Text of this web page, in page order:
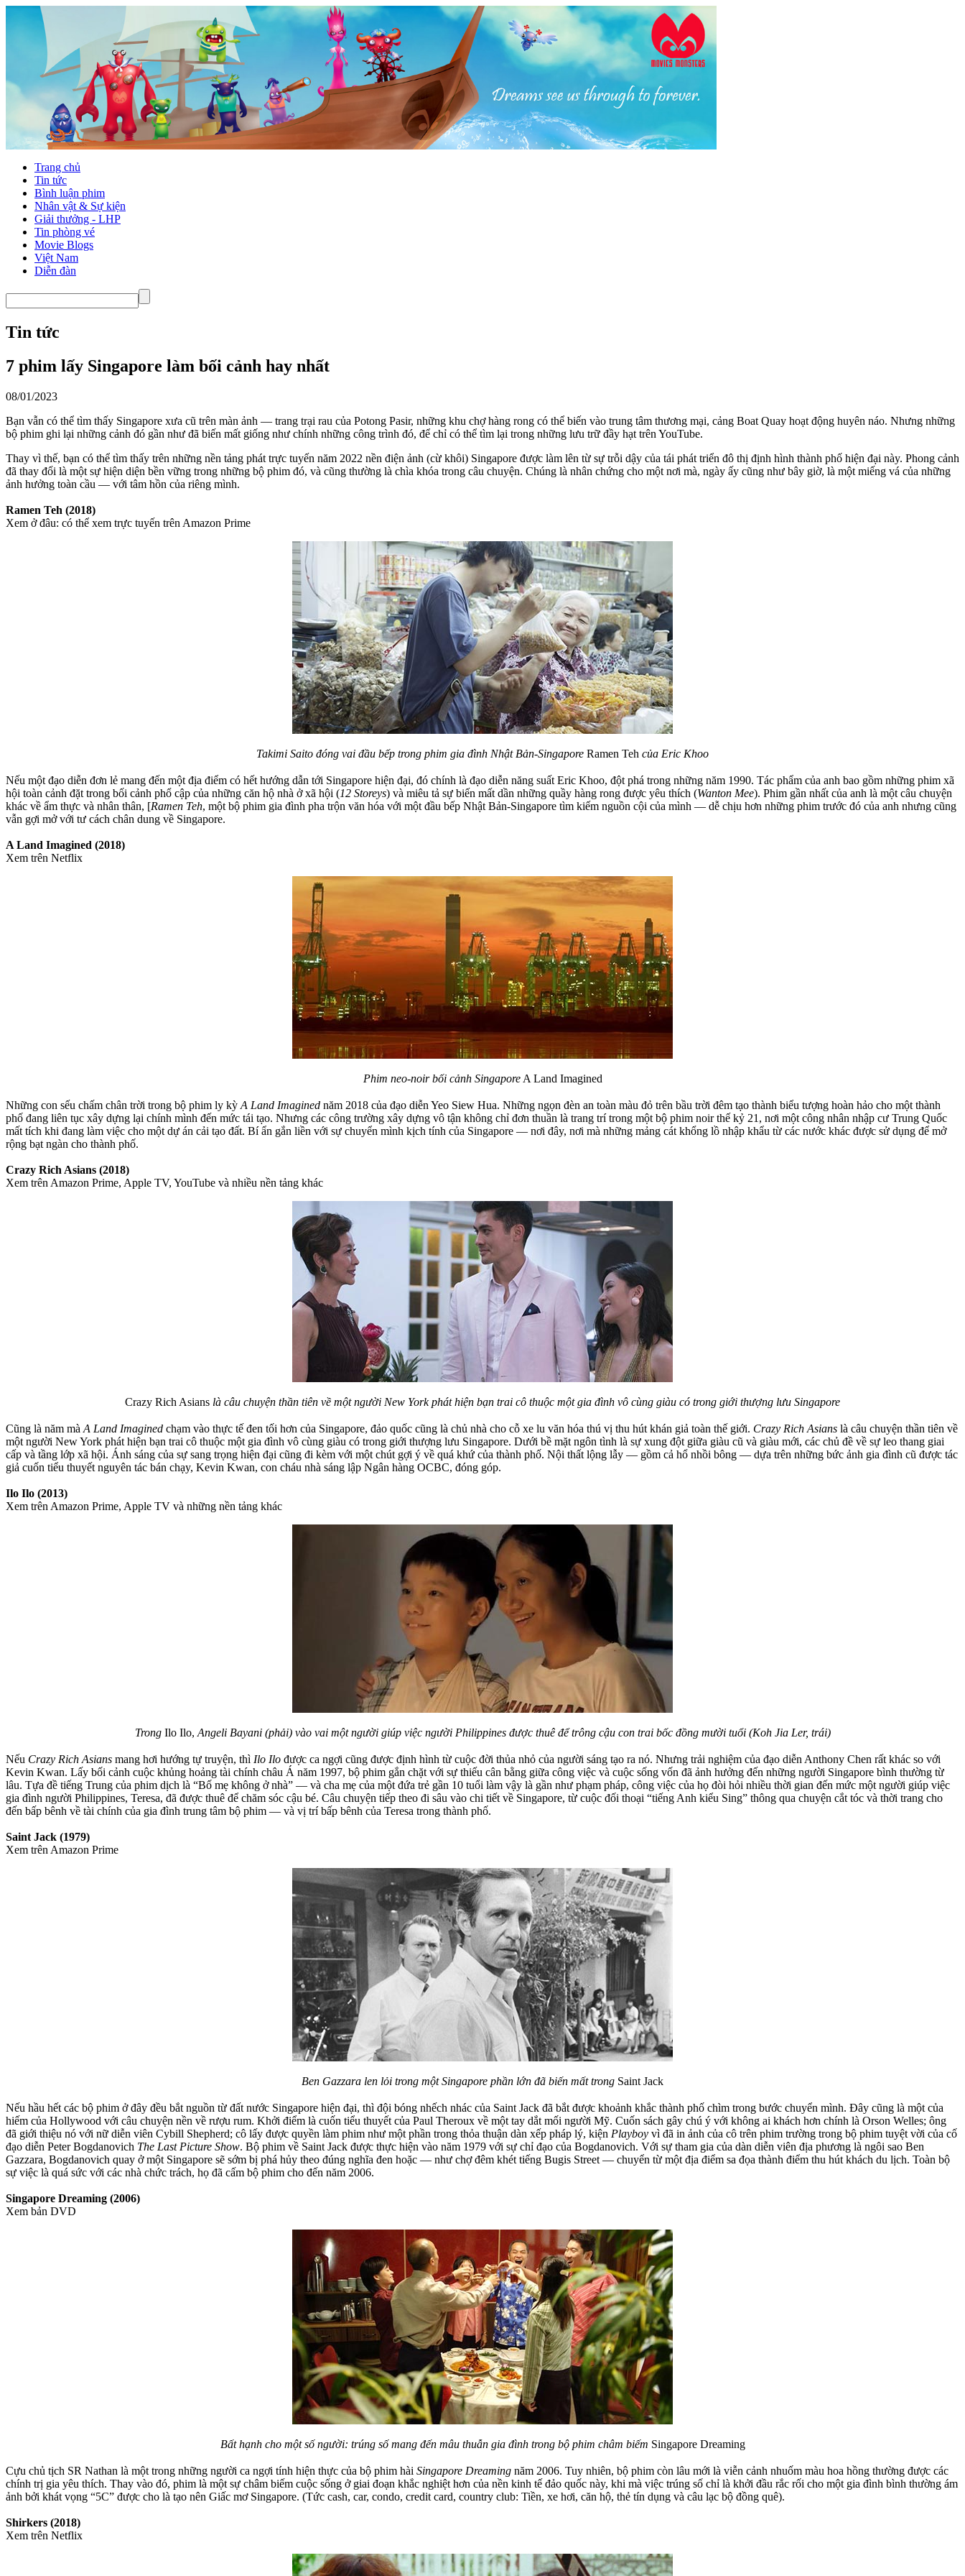
Trang chủ
Tin tức
Bình luận phim
Nhân vật & Sự kiện
Giải thưởng - LHP
Tin phòng vé
Movie Blogs
Việt Nam
Diễn đàn
Tin tức
7 phim lấy Singapore làm bối cảnh hay nhất
08/01/2023
Bạn vẫn có thể tìm thấy Singapore xưa cũ trên màn ảnh — trang trại rau của Potong Pasir, những khu chợ hàng rong có thể biến vào trung tâm thương mại, cảng Boat Quay hoạt động huyên náo. Nhưng những
bộ phim ghi lại những cảnh đó gần như đã biến mất giống như chính những công trình đó, để chỉ có thể tìm lại trong những lưu trữ đầy hạt trên YouTube.
Thay vì thế, bạn có thể tìm thấy trên những nền tảng phát trực tuyến năm 2022 nền điện ảnh (cừ khôi) Singapore được làm lên từ sự trỗi dậy của tái phát triển đô thị định hình thành phố hiện đại này. Phong cảnh
đã thay đổi là một sự hiện diện bền vững trong những bộ phim đó, và cũng thường là chìa khóa trong câu chuyện. Chúng là nhân chứng cho một nơi mà, ngày ấy cũng như bây giờ, là một miếng vá của những
ảnh hưởng toàn cầu — với tâm hồn của riêng mình.
Ramen Teh (2018)
Xem ở đâu: có thể xem trực tuyến trên Amazon Prime
Takimi Saito đóng vai đầu bếp trong phim gia đình Nhật Bản-Singapore Ramen Teh của Eric Khoo
Nếu một đạo diễn đơn lẻ mang đến một địa điểm có hết hướng dẫn tới Singapore hiện đại, đó chính là đạo diễn năng suất Eric Khoo, đột phá trong những năm 1990. Tác phẩm của anh bao gồm những phim xã
hội toàn cảnh đặt trong bối cảnh phổ cập của những căn hộ nhà ở xã hội (12 Storeys) và miêu tả sự biến mất dần những quầy hàng rong được yêu thích (Wanton Mee). Phim gần nhất của anh là một câu chuyện
khác về ẩm thực và nhân thân, [Ramen Teh, một bộ phim gia đình pha trộn văn hóa với một đầu bếp Nhật Bản-Singapore tìm kiếm nguồn cội của mình — dễ chịu hơn những phim trước đó của anh nhưng cũng
vẫn gợi mở với tư cách chân dung về Singapore.
A Land Imagined (2018)
Xem trên Netflix
Phim neo-noir bối cảnh SingaporeA Land Imagined
Những con sếu chấm chân trời trong bộ phim ly kỳ A Land Imagined năm 2018 của đạo diễn Yeo Siew Hua. Những ngọn đèn an toàn màu đỏ trên bầu trời đêm tạo thành biểu tượng hoàn hảo cho một thành
phố đang liên tục xây dựng lại chính mình đến mức tái tạo. Nhưng các công trường xây dựng vô tận không chỉ đơn thuần là trang trí trong một bộ phim noir thế kỷ 21, nơi một công nhân nhập cư Trung Quốc
mất tích khi đang làm việc cho một dự án cải tạo đất. Bí ẩn gắn liền với sự chuyển mình kịch tính của Singapore — nơi đây, nơi mà những mảng cát khổng lồ nhập khẩu từ các nước khác được sử dụng để mở
rộng bạt ngàn cho thành phố.
Crazy Rich Asians (2018)
Xem trên Amazon Prime, Apple TV, YouTube và nhiều nền tảng khác
Crazy Rich Asians là câu chuyện thần tiên về một người New York phát hiện bạn trai cô thuộc một gia đình vô cùng giàu có trong giới thượng lưu Singapore
Cũng là năm mà A Land Imagined chạm vào thực tế đen tối hơn của Singapore, đảo quốc cũng là chủ nhà cho cỗ xe lu văn hóa thú vị thu hút khán giả toàn thế giới. Crazy Rich Asians là câu chuyện thần tiên về
một người New York phát hiện bạn trai cô thuộc một gia đình vô cùng giàu có trong giới thượng lưu Singapore. Dưới bề mặt ngôn tình là sự xung đột giữa giàu cũ và giàu mới, các chủ đề về sự leo thang giai
cấp và tầng lớp xã hội. Ánh sáng của sự sang trọng hiện đại cũng đi kèm với một chút gợi ý về quá khứ của thành phố. Nội thất lộng lẫy — gồm cả hổ nhồi bông — dựa trên những bức ảnh gia đình cũ được tác
giả cuốn tiểu thuyết nguyên tác bán chạy, Kevin Kwan, con cháu nhà sáng lập Ngân hàng OCBC, đóng góp.
Ilo Ilo (2013)
Xem trên Amazon Prime, Apple TV và những nền tảng khác
TrongIlo Ilo, Angeli Bayani (phải) vào vai một người giúp việc người Philippines được thuê để trông cậu con trai bốc đồng mười tuổi (Koh Jia Ler, trái)
Nếu Crazy Rich Asians mang hơi hướng tự truyện, thì Ilo Ilo được ca ngợi cũng được định hình từ cuộc đời thủa nhỏ của người sáng tạo ra nó. Nhưng trải nghiệm của đạo diễn Anthony Chen rất khác so với
Kevin Kwan. Lấy bối cảnh cuộc khủng hoảng tài chính châu Á năm 1997, bộ phim gắn chặt với sự thiếu cân bằng giữa công việc và cuộc sống vốn đã ảnh hưởng đến những người Singapore bình thường từ
lâu. Tựa đề tiếng Trung của phim dịch là “Bố mẹ không ở nhà” — và cha mẹ của một đứa trẻ gần 10 tuổi làm vậy là gần như phạm pháp, công việc của họ đòi hỏi nhiều thời gian đến mức một người giúp việc
gia đình người Philippines, Teresa, đã được thuê để chăm sóc cậu bé. Câu chuyện tiếp theo đi sâu vào chi tiết về Singapore, từ cuộc đối thoại “tiếng Anh kiểu Sing” thông qua chuyện cắt tóc và thời trang cho
đến bấp bênh về tài chính của gia đình trung tâm bộ phim — và vị trí bấp bênh của Teresa trong thành phố.
Saint Jack (1979)
Xem trên Amazon Prime
Ben Gazzara len lỏi trong một Singapore phần lớn đã biến mất trong Saint Jack
Nếu hầu hết các bộ phim ở đây đều bắt nguồn từ đất nước Singapore hiện đại, thì đội bóng nhếch nhác của Saint Jack đã bắt được khoảnh khắc thành phố chìm trong bước chuyển mình. Đây cũng là một của
hiếm của Hollywood với câu chuyện nền về rượu rum. Khởi điểm là cuốn tiểu thuyết của Paul Theroux về một tay dắt mối người Mỹ. Cuốn sách gây chú ý với không ai khách hơn chính là Orson Welles; ông
đã giới thiệu nó với nữ diễn viên Cybill Shepherd; cô lấy được quyền làm phim như một phần trong thỏa thuận dàn xếp pháp lý, kiện Playboy vì đã in ảnh của cô trên phim trường trong bộ phim tuyệt vời của cố
đạo diễn Peter Bogdanovich The Last Picture Show. Bộ phim về Saint Jack được thực hiện vào năm 1979 với sự chỉ đạo của Bogdanovich. Với sự tham gia của dàn diễn viên địa phương là ngôi sao Ben
Gazzara, Bogdanovich quay ở một Singapore sẽ sớm bị phá hủy theo đúng nghĩa đen hoặc — như chợ đêm khét tiếng Bugis Street — chuyển từ một địa điểm sa đọa thành điểm thu hút khách du lịch. Toàn bộ
sự việc là quá sức với các nhà chức trách, họ đã cấm bộ phim cho đến năm 2006.
Singapore Dreaming (2006)
Xem bản DVD
Bất hạnh cho một số người: trúng số mang đến mâu thuẫn gia đình trong bộ phim châm biếm Singapore Dreaming
Cựu chủ tịch SR Nathan là một trong những người ca ngợi tính hiện thực của bộ phim hài Singapore Dreaming năm 2006. Tuy nhiên, bộ phim còn lâu mới là viễn cảnh nhuốm màu hoa hồng thường được các
chính trị gia yêu thích. Thay vào đó, phim là một sự châm biếm cuộc sống ở giai đoạn khắc nghiệt hơn của nền kinh tế đảo quốc này, khi mà việc trúng số chỉ là khởi đầu rắc rối cho một gia đình bình thường ám
ảnh bởi khát vọng “5C” được cho là tạo nên Giấc mơ Singapore. (Tức cash, car, condo, credit card, country club: Tiền, xe hơi, căn hộ, thẻ tín dụng và câu lạc bộ đồng quê).
Shirkers (2018)
Xem trên Netflix